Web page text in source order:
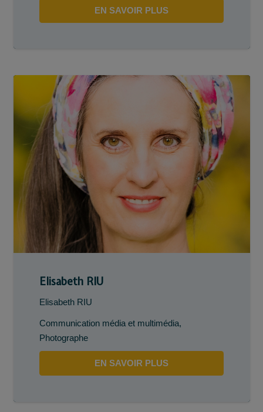
EN SAVOIR PLUS
Elisabeth RIU
Elisabeth RIU
Communication média et multimédia,
Photographe
EN SAVOIR PLUS